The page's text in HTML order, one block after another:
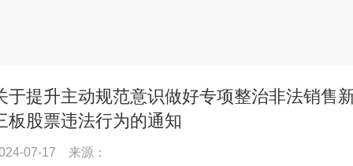
于提升主动规范意识做好专项整治非法销售
板股票违法行为的通知
07-17 来源：